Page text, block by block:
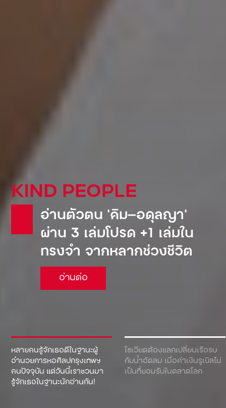
หลายคนรู้จักเธอดีในฐานะผู้
อำนวยการหอศิลปกรุงเทพฯ
คนปัจจุบัน แต่วันนี้เราชวนมา
รู้จักเธอในฐานะนักอ่านกัน!
โซเวียตต้องแลกเปลี่ยนเรือรบ
กับน้ำอัดลม เมื่อค่าเงินรูเบิลไม่
เป็นที่ยอมรับในตลาดโลก
KIND PEOPLE
อ่านตัวตน ‘คิม—อดุลญา’
ผ่าน 3 เล่มโปรด +1 เล่มใน
ทรงจำ จากหลากช่วงชีวิต
อ่านต่อ